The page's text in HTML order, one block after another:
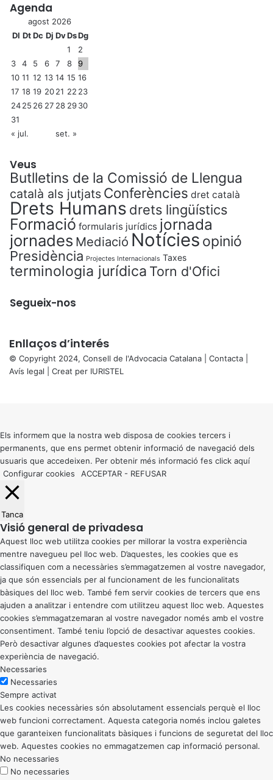
Agenda
agost 2026
Dl DtDc Dj DvDsDg
1
2
3
4 5 6 7 8
9
10 11 12 13 14 15 16
17 18 19 2021 22 23
2425 26 27 28 2930
31
« jul.
set. »
Veus
Butlletins de la Comissió de Llengua
català als jutjats Conferències dret català
Drets Humans drets lingüístics
Formació formularis jurídics jornada
jornades Mediació Notícies opinió
Presidència Projectes Internacionals Taxes
terminologia jurídica Torn d'Ofici
Segueix-nos
Enllaços d’interés
© Copyright 2024, Consell de l'Advocacia Catalana | Contacta
Avís legal | Creat per IURISTEL
button
Els informem que la nostra web disposa de cookies tercers i
permanents, que ens permet obtenir informació de navegació dels
usuaris que accedeixen. Per obtenir més informació fes click aquí
Configurar cookies
ACCEPTAR - REFUSAR
Tanca
Visió general de privadesa
Aquest lloc web utilitza cookies per millorar la vostra experiència
mentre navegueu pel lloc web. D’aquestes, les cookies que es
classifiquen com a necessàries s’emmagatzemen al vostre navegador,
ja que són essencials per al funcionament de les funcionalitats
bàsiques del lloc web. També fem servir cookies de tercers que ens
ajuden a analitzar i entendre com utilitzeu aquest lloc web. Aquestes
cookies s’emmagatzemaran al vostre navegador només amb el vostre
consentiment. També teniu l’opció de desactivar aquestes cookies.
Però desactivar algunes d’aquestes cookies pot afectar la vostra
experiència de navegació.
Necessaries
Necessaries
Sempre activat
Les cookies necessàries són absolutament essencials perquè el lloc
web funcioni correctament. Aquesta categoria només inclou galetes
que garanteixen funcionalitats bàsiques i funcions de seguretat del lloc
web. Aquestes cookies no emmagatzemen cap informació personal.
No necessaries
No necessaries